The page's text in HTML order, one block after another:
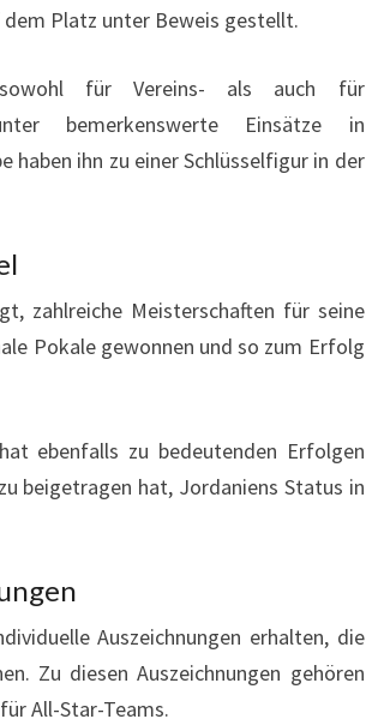
Platz unter Beweis gestellt.
für Vereins- als auch für
bemerkenswerte Einsätze in
haben ihn zu einer Schlüsselfigur in der
zahlreiche Meisterschaften für seine
Pokale gewonnen und so zum Erfolg
ebenfalls zu bedeutenden Erfolgen
beigetragen hat, Jordaniens Status in
Auszeichnungen erhalten, die
Zu diesen Auszeichnungen gehören
All-Star-Teams.